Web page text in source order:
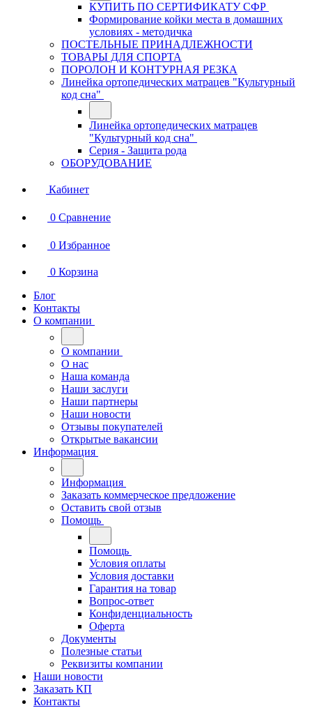
КУПИТЬ ПО СЕРТИФИКАТУ СФР
Формирование койки места в домашних
условиях - методичка
ПОСТЕЛЬНЫЕ ПРИНАДЛЕЖНОСТИ
ТОВАРЫ ДЛЯ СПОРТА
ПОРОЛОН И КОНТУРНАЯ РЕЗКА
Линейка ортопедических матрацев "Культурный
код сна"
Линейка ортопедических матрацев
"Культурный код сна"
Серия - Защита рода
ОБОРУДОВАНИЕ
Кабинет
0 Сравнение
0 Избранное
0 Корзина
Блог
Контакты
О компании
О компании
О нас
Наша команда
Наши заслуги
Наши партнеры
Наши новости
Отзывы покупателей
Открытые вакансии
Информация
Информация
Заказать коммерческое предложение
Оставить свой отзыв
Помощь
Помощь
Условия оплаты
Условия доставки
Гарантия на товар
Вопрос-ответ
Конфиденциальность
Оферта
Документы
Полезные статьи
Реквизиты компании
Наши новости
Заказать КП
Контакты